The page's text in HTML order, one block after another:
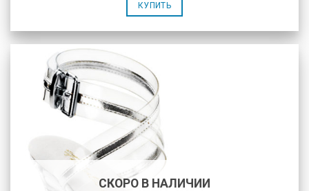
КУПИТЬ
СКОРО В НАЛИЧИИ